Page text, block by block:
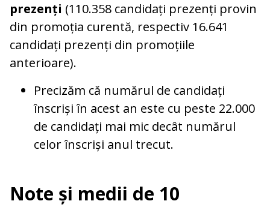
prezenți (110.358 candidați prezenți provin
din promoția curentă, respectiv 16.641
candidați prezenți din promoțiile
anterioare).
Precizăm că numărul de candidați
înscriși în acest an este cu peste 22.000
de candidați mai mic decât numărul
celor înscriși anul trecut.
Note și medii de 10